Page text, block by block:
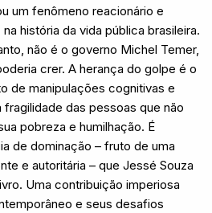
um fenômeno reacionário e
história da vida pública brasileira.
não é o governo Michel Temer,
crer. A herança do golpe é o
de manipulações cognitivas e
das pessoas que não
pobreza e humilhação. É
de dominação – fruto de uma
e autoritária – que Jessé Souza
Uma contribuição imperiosa
e seus desafios